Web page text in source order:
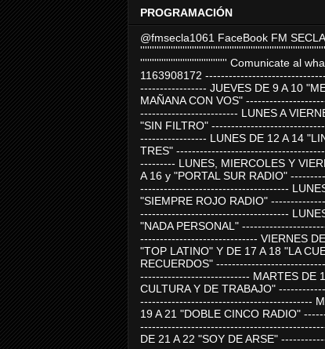
PROGRAMACIÓN
@fmsecla1061 FaceBook FM SECLA
''''''''''''''''''''''''''''''''''''' Comunicate al
1163908172
----------------- JUEVES DE 9 A 10
MAÑANA CON VOS"
------------------------- LUNES A
"SIN FILTRO"
----------------- LUNES DE 12 A 14
TRES"
--------- LUNES, MIERCOLES Y
A 16 y "PORTAL SUR RADIO"
--------------------------------------
"SIEMPRE ROJO RADIO"
--------------------------------------
"NADA PERSONAL"
------------------------------ VIERNES
"TOP LATINO" Y DE 17 A 18 "LA
RECUERDOS"
---------------------------- MARTES DE
CULTURA Y DE TRABAJO"
--------------------------------------------
19 A 21 "DOBLE CINCO RADIO"
DE 21 A 22 "SOY DE ARSE"